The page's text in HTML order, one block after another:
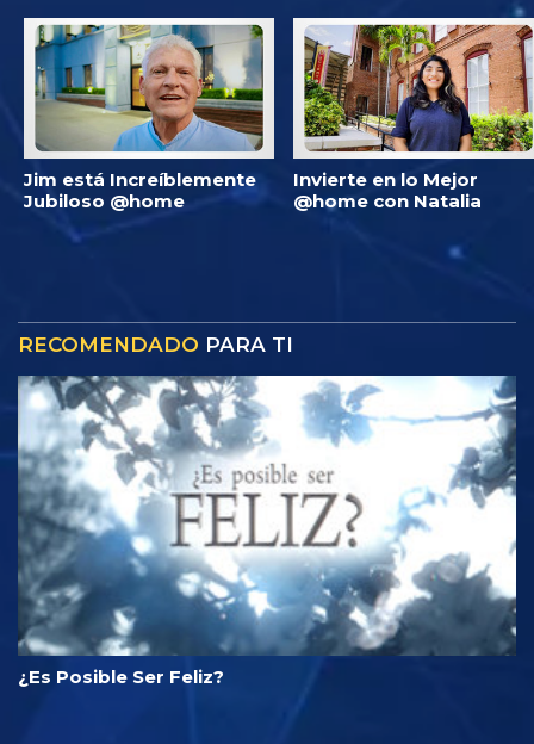
Jim está Increíblemente
Jubiloso @home
Invierte en lo Mejor
@home con Natalia
RECOMENDADO PARA TI
¿Es Posible Ser Feliz?